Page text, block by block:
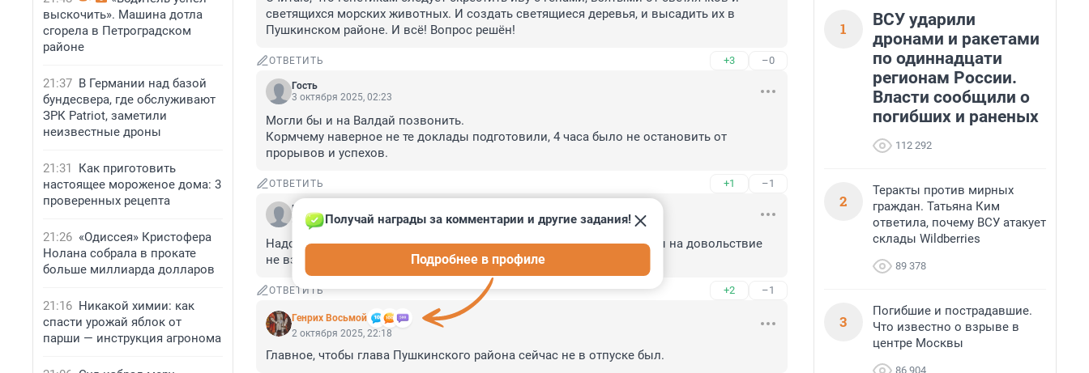
выскочить». Машина дотла
сгорела в Петроградском
районе
21:37 В Германии над базой
бундесвера, где обслуживают
ЗРК Patriot, заметили
неизвестные дроны
21:31
Как приготовить
настоящее мороженое дома: 3
проверенных рецепта
21:26 «Одиссея» Кристофера
Нолана собрала в прокате
больше миллиарда долларов
21:16 Никакой химии: как
спасти урожай яблок от
парши — инструкция агронома
светящихся морских животных. И создать светящиеся деревья, и высадить их в
Пушкинском районе. И всё! Вопрос решён!
ОТВЕТИТЬ +3 –0
Гость
3 октября 2025, 02:23
Могли бы и на Валдай позвонить.
Кормчему наверное не те доклады подготовили, 4 часа было не остановить от
прорывов и успехов.
ОТВЕТИТЬ +1 –1
Гость
3 октября 2025, 02:20
Надо потерпеть и сплотится, помочь побратиму, еще новые регионы на довольствие
не взяли.
ОТВЕТИТЬ +2 –1
Генрих Восьмой
Получай награды за комментарии и другие задания!
Подробнее в профиле
2 октября 2025, 22:18
Главное, чтобы глава Пушкинского района сейчас не в отпуске был.
1
ВСУ ударили
дронами и ракетами
по одиннадцати
регионам России.
Власти сообщили о
погибших и раненых
112 292
2
Теракты против мирных
граждан. Татьяна Ким
ответила, почему ВСУ атакует
склады Wildberries
89 378
3
Погибшие и пострадавшие.
Что известно о взрыве в
центре Москвы
86 904